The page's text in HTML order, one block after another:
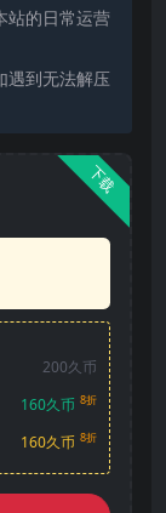
站的日常运营
遇到无法解压
下载
200久币
160久币 8折
160久币 8折